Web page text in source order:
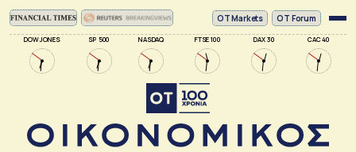
DOW JONES SP 500 NASDAQ FTSE 100 DAX 30 CAC 40
ΟΤ Markets OT Forum